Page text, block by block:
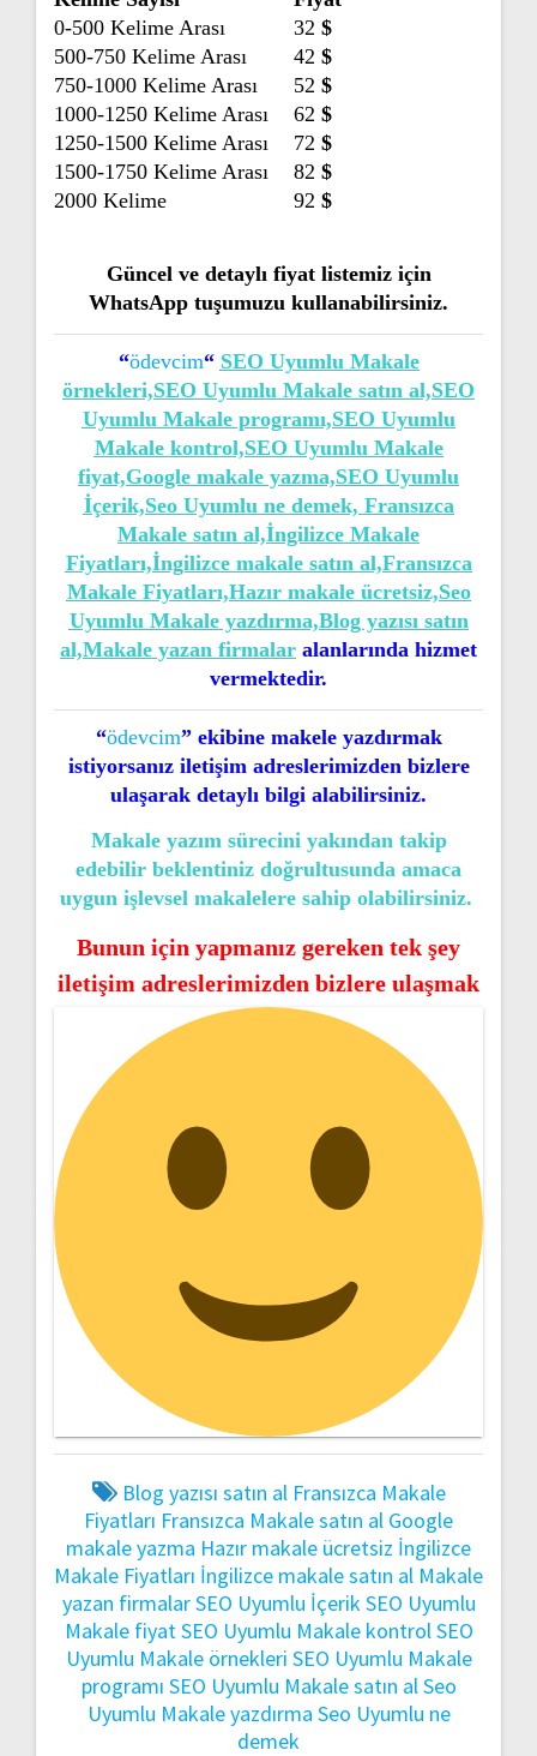
0-500 Kelime Arası
32 $
500-750 Kelime Arası
42 $
750-1000 Kelime Arası
52 $
1000-1250 Kelime Arası
62 $
1250-1500 Kelime Arası
72 $
1500-1750 Kelime Arası
82 $
2000 Kelime
92 $
Güncel ve detaylı fiyat listemiz için
WhatsApp tuşumuzu kullanabilirsiniz.
“ödevcim“ SEO Uyumlu Makale
örnekleri,SEO Uyumlu Makale satın al,SEO
Uyumlu Makale programı,SEO Uyumlu
Makale kontrol,SEO Uyumlu Makale
fiyat,Google makale yazma,SEO Uyumlu
İçerik,Seo Uyumlu ne demek, Fransızca
Makale satın al,İngilizce Makale
Fiyatları,İngilizce makale satın al,Fransızca
Makale Fiyatları,Hazır makale ücretsiz,Seo
Uyumlu Makale yazdırma,Blog yazısı satın
al,Makale yazan firmalar alanlarında hizmet
vermektedir.
“ödevcim” ekibine makele yazdırmak
istiyorsanız iletişim adreslerimizden bizlere
ulaşarak detaylı bilgi alabilirsiniz.
Makale yazım sürecini yakından takip
edebilir beklentiniz doğrultusunda amaca
uygun işlevsel makalelere sahip olabilirsiniz.
Bunun için yapmanız gereken tek şey
iletişim adreslerimizden bizlere ulaşmak
Blog yazısı satın al Fransızca Makale
Fiyatları Fransızca Makale satın al Google
makale yazma Hazır makale ücretsiz İngilizce
Makale Fiyatları İngilizce makale satın al Makale
yazan firmalarSEO Uyumlu İçerikSEO Uyumlu
Makale fiyatSEO Uyumlu Makale kontrolSEO
Uyumlu Makale örnekleri SEO Uyumlu Makale
programı SEO Uyumlu Makale satın alSeo
Uyumlu Makale yazdırma Seo Uyumlu ne
demek